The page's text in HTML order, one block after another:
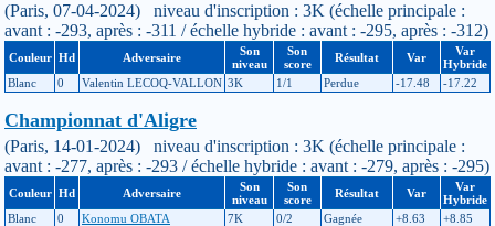
(Paris, 07-04-2024) niveau d'inscription : 3K (échelle principale :
avant : -293, après : -311 / échelle hybride : avant : -295, après : -312)
Couleur Hd Adversaire
Son
niveau
Son
score
Résultat Var
Var
Hybride
Blanc
0 Valentin LECOQ-VALLON 3K 1/1 Perdue -17.48 -17.22
Championnat d'Aligre
(Paris, 14-01-2024) niveau d'inscription : 3K (échelle principale :
avant : -277, après : -293 / échelle hybride : avant : -279, après : -295)
Couleur Hd Adversaire
Son
niveau
Son
score
Résultat Var
Var
Hybride
Blanc
0 Konomu OBATA 7K 0/2 Gagnée +8.63
+8.85